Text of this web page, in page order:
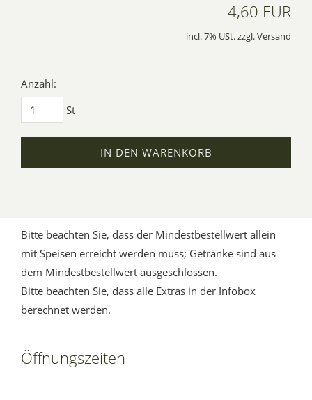
4,60 EUR
incl. 7% USt. zzgl. Versand
Anzahl:
St
IN DEN WARENKORB
Bitte beachten Sie, dass der Mindestbestellwert allein
mit Speisen erreicht werden muss; Getränke sind aus
dem Mindestbestellwert ausgeschlossen.
Bitte beachten Sie, dass alle Extras in der Infobox
berechnet werden.
Öffnungszeiten